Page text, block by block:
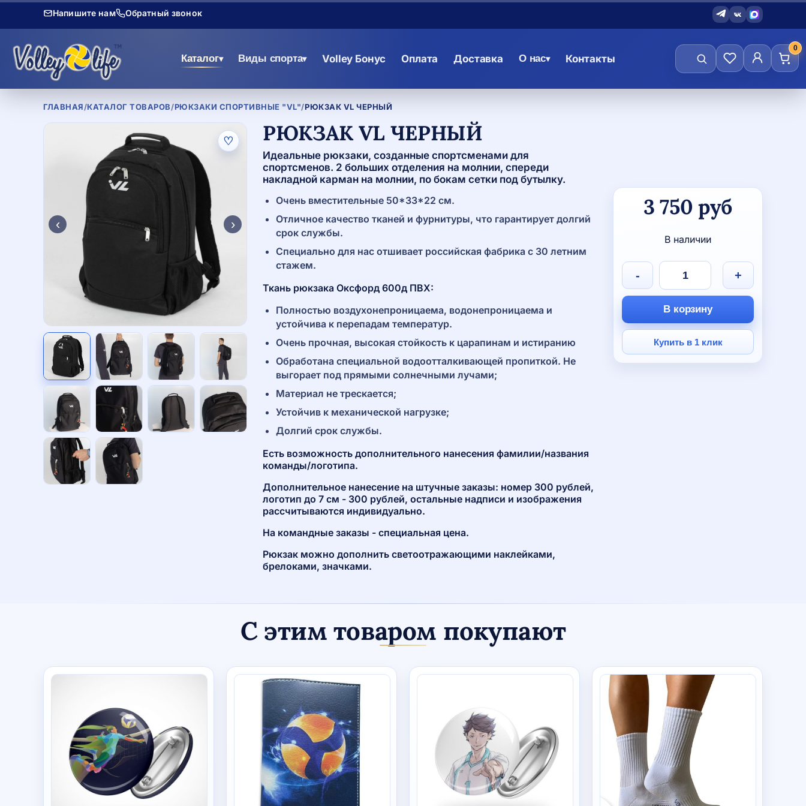
Напишите нам Обратный звонок
Каталог▾ Виды спорта▾ Volley Бонус Оплата Доставка О нас▾ Контакты
0
ГЛАВНАЯ/КАТАЛОГ ТОВАРОВ/РЮКЗАКИ СПОРТИВНЫЕ "VL"/РЮКЗАК VL ЧЕРНЫЙ
♡
‹ ›
РЮКЗАК VL ЧЕРНЫЙ
Идеальные рюкзаки, созданные спортсменами для
спортсменов. 2 больших отделения на молнии, спереди
накладной карман на молнии, по бокам сетки под бутылку.
Очень вместительные 50*33*22 см.
Отличное качество тканей и фурнитуры, что гарантирует долгий
срок службы.
Специально для нас отшивает российская фабрика с 30 летним
стажем.
Ткань рюкзака Оксфорд 600д ПВХ:
Полностью воздухонепроницаема, водонепроницаема и
устойчива к перепадам температур.
Очень прочная, высокая стойкость к царапинам и истиранию
Обработана специальной водоотталкивающей пропиткой. Не
выгорает под прямыми солнечными лучами;
Материал не трескается;
Устойчив к механической нагрузке;
Долгий срок службы.
Есть возможность дополнительного нанесения фамилии/названия
команды/логотипа.
Дополнительное нанесение на штучные заказы: номер 300 рублей,
логотип до 7 см - 300 рублей, остальные надписи и изображения
рассчитываются индивидуально.
На командные заказы - специальная цена.
Рюкзак можно дополнить светоотражающими наклейками,
брелоками, значками.
3 750 руб
В наличии
Количество
товара
Рюкзак
- +
В корзину
Купить в 1 клик
С этим товаром покупают